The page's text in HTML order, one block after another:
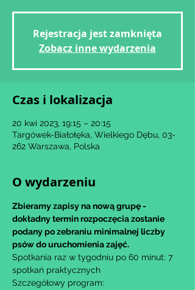
Rejestracja jest zamknięta
Zobacz inne wydarzenia
Czas i lokalizacja
20 kwi 2023, 19:15 – 20:15
Targówek-Białołęka, Wielkiego Dębu, 03-
262 Warszawa, Polska
O wydarzeniu
Zbieramy zapisy na nową grupę -
dokładny termin rozpoczęcia zostanie
podany po zebraniu minimalnej liczby
psów do uruchomienia zajęć.
Spotkania raz w tygodniu po 60 minut: 7
spotkań praktycznych
Szczegółowy program: